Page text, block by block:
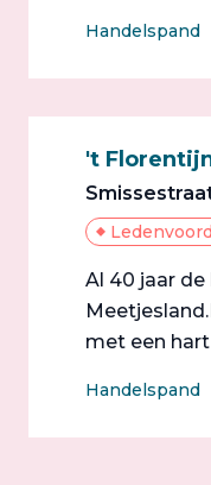
Handelspand
't
Al 40 jaar
met een
Handelspand